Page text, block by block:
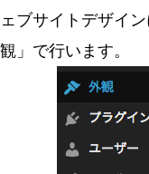
ェブサイトデザイ
観」で行います。